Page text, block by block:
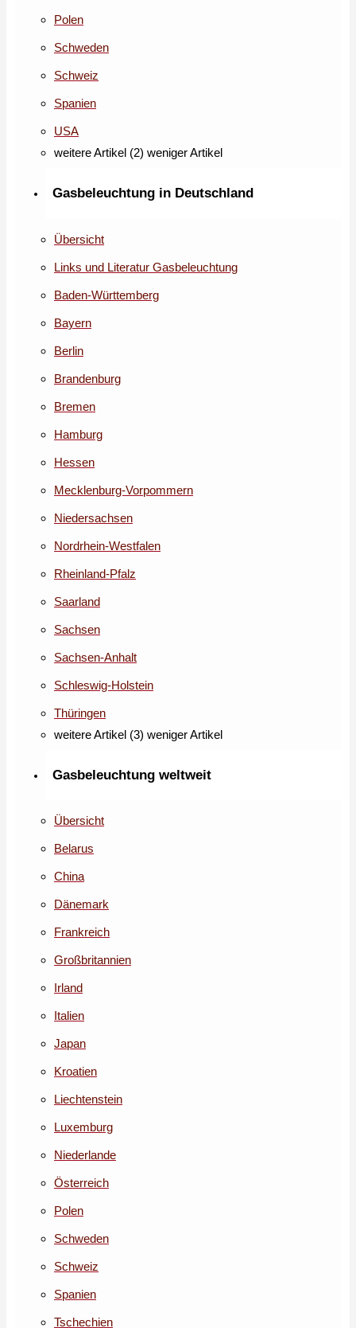
Polen
Schweden
Schweiz
Spanien
USA
weitere Artikel (2) weniger Artikel
Gasbeleuchtung in Deutschland
Übersicht
Links und Literatur Gasbeleuchtung
Baden-Württemberg
Bayern
Berlin
Brandenburg
Bremen
Hamburg
Hessen
Mecklenburg-Vorpommern
Niedersachsen
Nordrhein-Westfalen
Rheinland-Pfalz
Saarland
Sachsen
Sachsen-Anhalt
Schleswig-Holstein
Thüringen
weitere Artikel (3) weniger Artikel
Gasbeleuchtung weltweit
Übersicht
Belarus
China
Dänemark
Frankreich
Großbritannien
Irland
Italien
Japan
Kroatien
Liechtenstein
Luxemburg
Niederlande
Österreich
Polen
Schweden
Schweiz
Spanien
Tschechien